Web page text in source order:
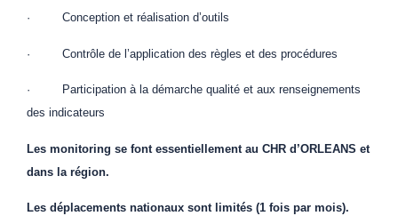
· Conception et réalisation d’outils
· Contrôle de l’application des règles et des procédures
· Participation à la démarche qualité et aux renseignements
des indicateurs
Les monitoring se font essentiellement au CHR d’ORLEANS et
dans la région.
Les déplacements nationaux sont limités (1 fois par mois).